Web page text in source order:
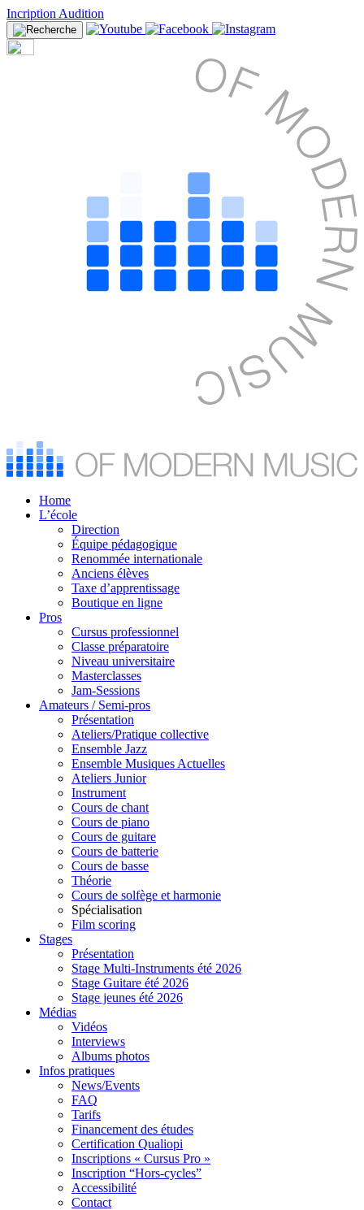
Incription Audition
Home
L’école
Direction
Équipe pédagogique
Renommée internationale
Anciens élèves
Taxe d’apprentissage
Boutique en ligne
Pros
Cursus professionnel
Classe préparatoire
Niveau universitaire
Masterclasses
Jam-Sessions
Amateurs / Semi-pros
Présentation
Ateliers/Pratique collective
Ensemble Jazz
Ensemble Musiques Actuelles
Ateliers Junior
Instrument
Cours de chant
Cours de piano
Cours de guitare
Cours de batterie
Cours de basse
Théorie
Cours de solfège et harmonie
Spécialisation
Film scoring
Stages
Présentation
Stage Multi-Instruments été 2026
Stage Guitare été 2026
Stage jeunes été 2026
Médias
Vidéos
Interviews
Albums photos
Infos pratiques
News/Events
FAQ
Tarifs
Financement des études
Certification Qualiopi
Inscriptions « Cursus Pro »
Inscription “Hors-cycles”
Accessibilité
Contact